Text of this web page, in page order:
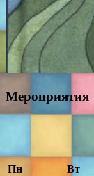
Мероприятия
Пн Вт